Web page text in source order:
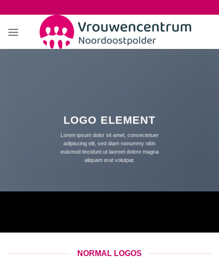
inhoud
LOGO ELEMENT
Lorem ipsum dolor sit amet, consectetuer
adipiscing elit, sed diam nonummy nibh
euismod tincidunt ut laoreet dolore magna
aliquam erat volutpat.
NORMAL LOGOS